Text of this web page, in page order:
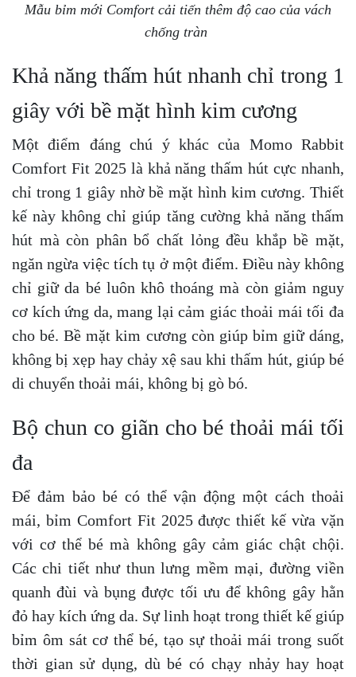
Mẫu bỉm mới Comfort cải tiến thêm độ cao của vách
chống tràn
Khả năng thấm hút nhanh chỉ trong 1
giây với bề mặt hình kim cương
Một điểm đáng chú ý khác của Momo Rabbit
Comfort Fit 2025 là khả năng thấm hút cực nhanh,
chỉ trong 1 giây nhờ bề mặt hình kim cương. Thiết
kế này không chỉ giúp tăng cường khả năng thấm
hút mà còn phân bổ chất lỏng đều khắp bề mặt,
ngăn ngừa việc tích tụ ở một điểm. Điều này không
chỉ giữ da bé luôn khô thoáng mà còn giảm nguy
cơ kích ứng da, mang lại cảm giác thoải mái tối đa
cho bé. Bề mặt kim cương còn giúp bỉm giữ dáng,
không bị xẹp hay chảy xệ sau khi thấm hút, giúp bé
di chuyển thoải mái, không bị gò bó.
Bộ chun co giãn cho bé thoải mái tối
đa
Để đảm bảo bé có thể vận động một cách thoải
mái, bỉm Comfort Fit 2025 được thiết kế vừa vặn
với cơ thể bé mà không gây cảm giác chật chội.
Các chi tiết như thun lưng mềm mại, đường viền
quanh đùi và bụng được tối ưu để không gây hằn
đỏ hay kích ứng da. Sự linh hoạt trong thiết kế giúp
bỉm ôm sát cơ thể bé, tạo sự thoải mái trong suốt
thời gian sử dụng, dù bé có chạy nhảy hay hoạt